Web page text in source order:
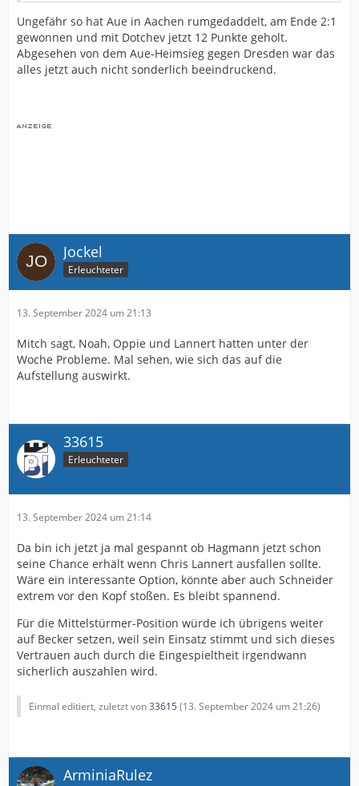
Ungefähr so hat Aue in Aachen rumgedaddelt, am Ende 2:1
gewonnen und mit Dotchev jetzt 12 Punkte geholt.
Abgesehen von dem Aue-Heimsieg gegen Dresden war das
alles jetzt auch nicht sonderlich beeindruckend.
Jockel
Erleuchteter
13. September 2024 um 21:13
Mitch sagt, Noah, Oppie und Lannert hatten unter der
Woche Probleme. Mal sehen, wie sich das auf die
Aufstellung auswirkt.
33615
Erleuchteter
13. September 2024 um 21:14
Da bin ich jetzt ja mal gespannt ob Hagmann jetzt schon
seine Chance erhält wenn Chris Lannert ausfallen sollte.
Wäre ein interessante Option, könnte aber auch Schneider
extrem vor den Kopf stoßen. Es bleibt spannend.
Für die Mittelstürmer-Position würde ich übrigens weiter
auf Becker setzen, weil sein Einsatz stimmt und sich dieses
Vertrauen auch durch die Eingespieltheit irgendwann
sicherlich auszahlen wird.
Einmal editiert, zuletzt von33615 (13. September 2024 um 21:26)
ArminiaRulez